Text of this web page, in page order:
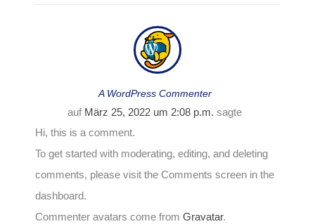
A WordPress Commenter
auf März 25, 2022 um 2:08 p.m. sagte
Hi, this is a comment.
To get started with moderating, editing, and deleting
comments, please visit the Comments screen in the
dashboard.
Commenter avatars come from Gravatar.